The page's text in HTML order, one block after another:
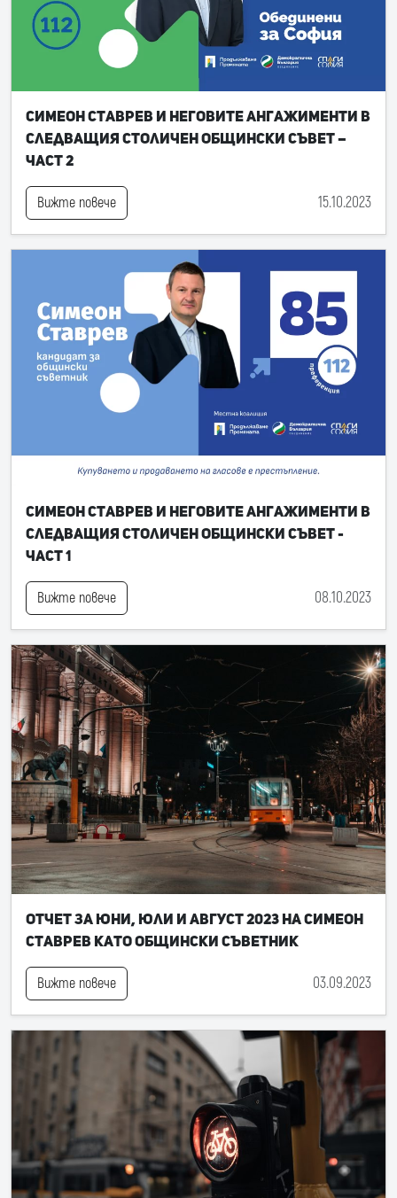
Симеон Ставрев и неговите ангажименти в
следващия Столичен общински съвет –
част 2
Вижте повече 15.10.2023
Симеон Ставрев и неговите ангажименти в
следващия Столичен общински съвет -
част 1
Вижте повече 08.10.2023
Отчет за юни, юли и август 2023 на Симеон
Ставрев като общински съветник
Вижте повече 03.09.2023